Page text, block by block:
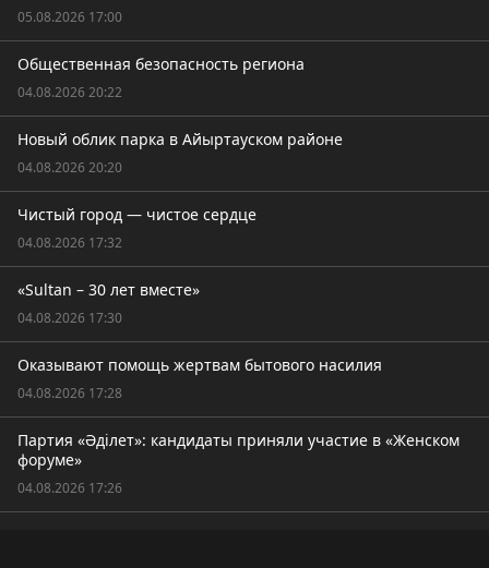
05.08.2026 17:00
Общественная безопасность региона
04.08.2026 20:22
Новый облик парка в Айыртауском районе
04.08.2026 20:20
Чистый город — чистое сердце
04.08.2026 17:32
«Sultan – 30 лет вместе»
04.08.2026 17:30
Оказывают помощь жертвам бытового насилия
04.08.2026 17:28
Партия «Әділет»: кандидаты приняли участие в «Женском
форуме»
04.08.2026 17:26